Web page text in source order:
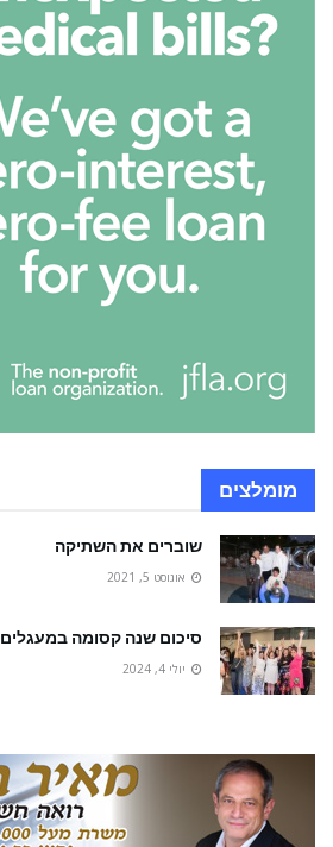
מומלצים
שוברים את השתיקה
אוגוסט 5, 2021
סיכום שנה קסומה במעגלים
יולי 4, 2024